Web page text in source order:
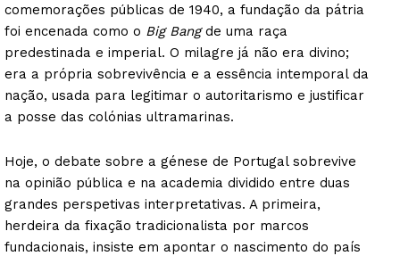
comemorações públicas de 1940, a fundação da pátria
foi encenada como o Big Bangde uma raça
predestinada e imperial. O milagre já não era divino;
era a própria sobrevivência e a essência intemporal da
nação, usada para legitimar o autoritarismo e justificar
a posse das colónias ultramarinas.
Hoje, o debate sobre a génese de Portugal sobrevive
na opinião pública e na academia dividido entre duas
grandes perspetivas interpretativas. A primeira,
herdeira da fixação tradicionalista por marcos
fundacionais, insiste em apontar o nascimento do país